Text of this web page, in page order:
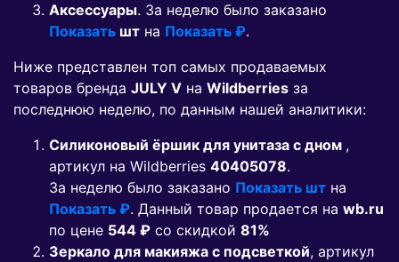
Аксессуары. За неделю было заказано
Показать шт на Показать ₽.
Ниже представлен топ самых продаваемых
товаров бренда JULY V на Wildberries за
последнюю неделю, по данным нашей аналитики:
Силиконовый ёршик для унитаза с дном ,
артикул на Wildberries 40405078.
За неделю было заказано Показать шт на
Показать ₽. Данный товар продается на wb.ru
по цене 544 ₽ co скидкой 81%
Зеркало для макияжа с подсветкой, артикул